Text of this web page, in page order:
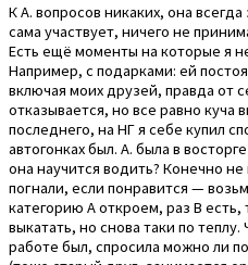
К А. вопросов никаких, она
сама участвует, ничего не
Есть ещё моменты на которые я
Например, с подарками: ей
включая моих друзей, правда от
отказывается, но все равно куча
последнего, на НГ я себе купил
автогонках был. А. была в
она научится водить? Конечно
погнали, если понравится —
категорию А откроем, раз В
выкатать, но снова таки по
работе был, спросила можно ли